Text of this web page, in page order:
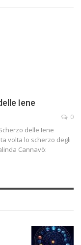
Iene
0
delle Iene
volta lo scherzo degli
Cannavò: